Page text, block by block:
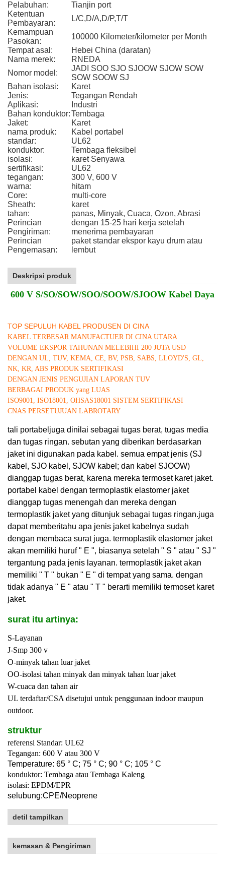
Pelabuhan:
Tianjin port
Ketentuan
Pembayaran:
L/C,D/A,D/P,T/T
Kemampuan
Pasokan:
100000 Kilometer/kilometer per Month
Tempat asal:
Hebei China (daratan)
Nama merek:
RNEDA
Nomor model:
JADI SOO SJO SJOOW SJOW SOW
SOW SOOW SJ
Bahan isolasi:
Karet
Jenis:
Tegangan Rendah
Aplikasi:
Industri
Bahan konduktor:Tembaga
Jaket:
Karet
nama produk:
Kabel portabel
standar:
UL62
konduktor:
Tembaga fleksibel
isolasi:
karet Senyawa
sertifikasi:
UL62
tegangan:
300 V, 600 V
warna:
hitam
Core:
multi-core
Sheath:
karet
tahan:
panas, Minyak, Cuaca, Ozon, Abrasi
Perincian
Pengiriman:
dengan 15-25 hari kerja setelah
menerima pembayaran
Perincian
Pengemasan:
paket standar ekspor kayu drum atau
lembut
Deskripsi produk
600 V S/SO/SOW/SOO/SOOW/SJOOW Kabel Daya
TOP SEPULUH KABEL PRODUSEN DI CINA
KABEL TERBESAR MANUFACTUER DI CINA UTARA
VOLUME EKSPOR TAHUNAN MELEBIHI 200 JUTA USD
DENGAN UL, TUV, KEMA, CE, BV, PSB, SABS, LLOYD'S, GL,
NK, KR, ABS PRODUK SERTIFIKASI
DENGAN JENIS PENGUJIAN LAPORAN TUV
BERBAGAI PRODUK yang LUAS
ISO9001, ISO18001, OHSAS18001 SISTEM SERTIFIKASI
CNAS PERSETUJUAN LABROTARY
tali portabel juga dinilai sebagai tugas berat, tugas media
dan tugas ringan. sebutan yang diberikan berdasarkan
jaket ini digunakan pada kabel. semua empat jenis (SJ
kabel, SJO kabel, SJOW kabel; dan kabel SJOOW)
dianggap tugas berat, karena mereka termoset karet jaket.
portabel kabel dengan termoplastik elastomer jaket
dianggap tugas menengah dan mereka dengan
termoplastik jaket yang ditunjuk sebagai tugas ringan.juga
dapat memberitahu apa jenis jaket kabelnya sudah
dengan membaca surat juga. termoplastik elastomer jaket
akan memiliki huruf " E ", biasanya setelah " S " atau " SJ "
tergantung pada jenis layanan. termoplastik jaket akan
memiliki " T " bukan " E " di tempat yang sama. dengan
tidak adanya " E " atau " T " berarti memiliki termoset karet
jaket.
surat itu artinya:
S-Layanan
J-Smp 300 v
O-minyak tahan luar jaket
OO-isolasi tahan minyak dan minyak tahan luar jaket
W-cuaca dan tahan air
UL terdaftar/CSA disetujui untuk penggunaan indoor maupun
outdoor.
struktur
referensi Standar: UL62
Tegangan: 600 V atau 300 V
Temperature: 65 ° C; 75 ° C; 90 ° C; 105 ° C
konduktor: Tembaga atau Tembaga Kaleng
isolasi: EPDM/EPR
selubung:CPE/Neoprene
detil tampilkan
kemasan & Pengiriman